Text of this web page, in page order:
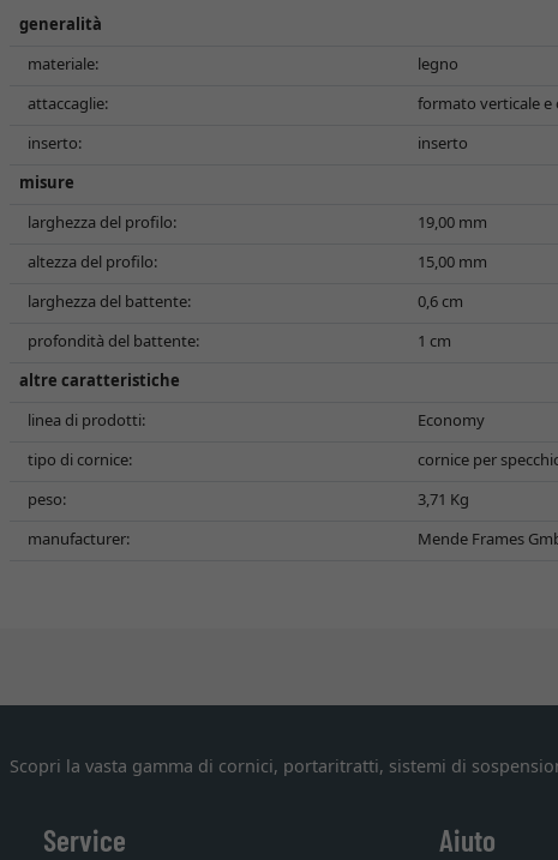
generalità
materiale:
legno
attaccaglie:
formato verticale e
inserto:
inserto
misure
larghezza del profilo:
19,00 mm
altezza del profilo:
15,00 mm
larghezza del battente:
0,6 cm
profondità del battente:
1 cm
altre caratteristiche
linea di prodotti:
Economy
tipo di cornice:
cornice per
peso:
3,71 Kg
manufacturer:
Mende Frames
Scopri la vasta gamma di cornici, portaritratti, sistemi di
Service Aiuto